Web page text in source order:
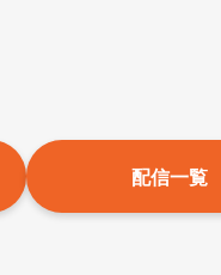
配信一覧